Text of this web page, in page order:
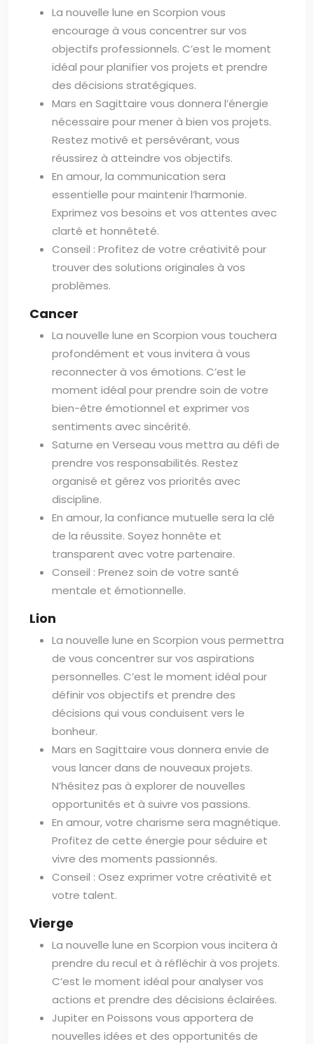
La nouvelle lune en Scorpion vous
encourage à vous concentrer sur vos
objectifs professionnels. C’est le moment
idéal pour planifier vos projets et prendre
des décisions stratégiques.
Mars en Sagittaire vous donnera l’énergie
nécessaire pour mener à bien vos projets.
Restez motivé et persévérant, vous
réussirez à atteindre vos objectifs.
En amour, la communication sera
essentielle pour maintenir l’harmonie.
Exprimez vos besoins et vos attentes avec
clarté et honnêteté.
Conseil : Profitez de votre créativité pour
trouver des solutions originales à vos
problèmes.
Cancer
La nouvelle lune en Scorpion vous touchera
profondément et vous invitera à vous
reconnecter à vos émotions. C’est le
moment idéal pour prendre soin de votre
bien-être émotionnel et exprimer vos
sentiments avec sincérité.
Saturne en Verseau vous mettra au défi de
prendre vos responsabilités. Restez
organisé et gérez vos priorités avec
discipline.
En amour, la confiance mutuelle sera la clé
de la réussite. Soyez honnête et
transparent avec votre partenaire.
Conseil : Prenez soin de votre santé
mentale et émotionnelle.
Lion
La nouvelle lune en Scorpion vous permettra
de vous concentrer sur vos aspirations
personnelles. C’est le moment idéal pour
définir vos objectifs et prendre des
décisions qui vous conduisent vers le
bonheur.
Mars en Sagittaire vous donnera envie de
vous lancer dans de nouveaux projets.
N’hésitez pas à explorer de nouvelles
opportunités et à suivre vos passions.
En amour, votre charisme sera magnétique.
Profitez de cette énergie pour séduire et
vivre des moments passionnés.
Conseil : Osez exprimer votre créativité et
votre talent.
Vierge
La nouvelle lune en Scorpion vous incitera à
prendre du recul et à réfléchir à vos projets.
C’est le moment idéal pour analyser vos
actions et prendre des décisions éclairées.
Jupiter en Poissons vous apportera de
nouvelles idées et des opportunités de